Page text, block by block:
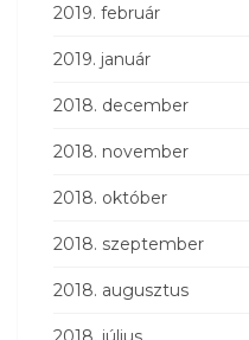
2019. február
2019. január
2018. december
2018. november
2018. október
2018. szeptember
2018. augusztus